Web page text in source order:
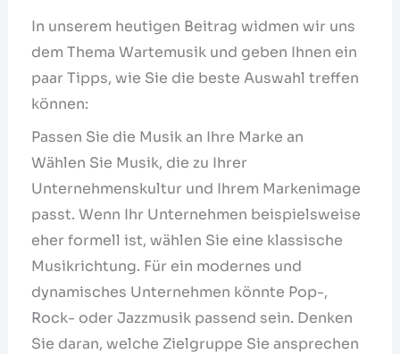
In unserem heutigen Beitrag widmen wir uns
dem Thema Wartemusik und geben Ihnen ein
paar Tipps, wie Sie die beste Auswahl treffen
können:
Passen Sie die Musik an Ihre Marke an
Wählen Sie Musik, die zu Ihrer
Unternehmenskultur und Ihrem Markenimage
passt. Wenn Ihr Unternehmen beispielsweise
eher formell ist, wählen Sie eine klassische
Musikrichtung. Für ein modernes und
dynamisches Unternehmen könnte Pop-,
Rock- oder Jazzmusik passend sein. Denken
Sie daran, welche Zielgruppe Sie ansprechen